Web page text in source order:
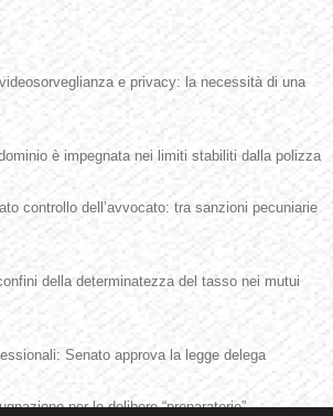
e privacy: la necessità di una
è impegnata nei limiti stabiliti dalla polizza
controllo dell’avvocato: tra sanzioni pecuniarie
della determinatezza del tasso nei mutui
Senato approva la legge delega
per le delibere “preparatorie”